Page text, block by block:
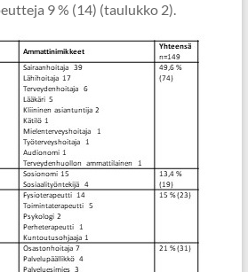
9 % (14) (taulukko 2).